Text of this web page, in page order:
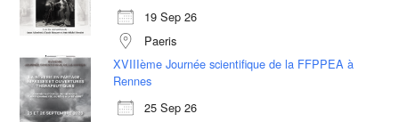
19 Sep 26
Paeris
XVIIIème Journée scientifique de la FFPPEA à
Rennes
25 Sep 26